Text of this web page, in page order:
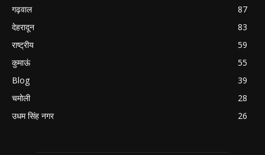
गढ़वाल
87
देहरादून
83
राष्ट्रीय
59
कुमाऊं
55
Blog
39
चमोली
28
उधम सिंह नगर
26